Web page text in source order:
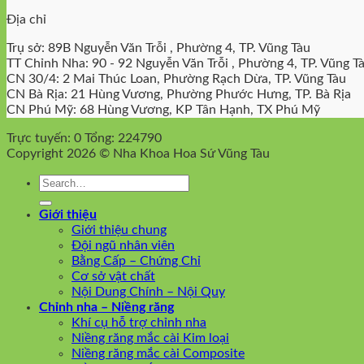
Địa chỉ
Trụ sở: 89B Nguyễn Văn Trỗi , Phường 4, TP. Vũng Tàu
TT Chỉnh Nha: 90 - 92 Nguyễn Văn Trỗi , Phường 4, TP. Vũng
CN 30/4: 2 Mai Thúc Loan, Phường Rạch Dừa, TP. Vũng Tàu
CN Bà Rịa: 21 Hùng Vương, Phường Phước Hưng, TP. Bà Rịa
CN Phú Mỹ: 68 Hùng Vương, KP Tân Hạnh, TX Phú Mỹ
Trực tuyến: 0 Tổng: 224790
Copyright 2026 © Nha Khoa Hoa Sứ Vũng Tàu
Giới thiệu
Giới thiệu chung
Đội ngũ nhân viên
Bằng Cấp – Chứng Chỉ
Cơ sở vật chất
Nội Dung Chính – Nội Quy
Chỉnh nha – Niềng răng
Khí cụ hỗ trợ chỉnh nha
Niềng răng mắc cài Kim loại
Niềng răng mắc cài Composite